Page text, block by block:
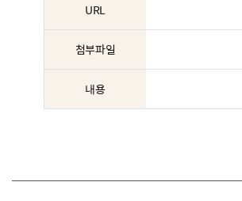
URL
첨부파일
내용